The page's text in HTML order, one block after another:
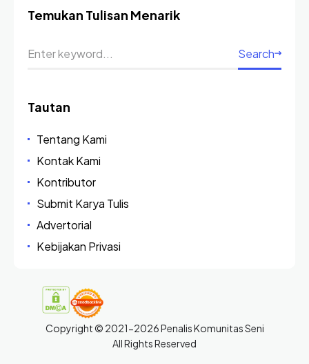
Temukan Tulisan Menarik
Search
Tautan
Tentang Kami
Kontak Kami
Kontributor
Submit Karya Tulis
Advertorial
Kebijakan Privasi
Copyright © 2021-2026 Penalis Komunitas Seni
All Rights Reserved